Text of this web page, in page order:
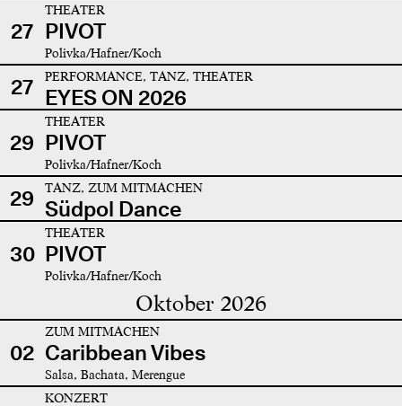
27
THEATER
PIVOT
Polivka/Hafner/Koch
27 PERFORMANCE, TANZ, THEATER
EYES ON 2026
29
THEATER
PIVOT
Polivka/Hafner/Koch
29 TANZ, ZUM MITMACHEN
Südpol Dance
30
THEATER
PIVOT
Polivka/Hafner/Koch
Oktober 2026
02
ZUM MITMACHEN
Caribbean Vibes
Salsa, Bachata, Merengue
KONZERT